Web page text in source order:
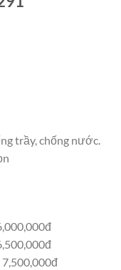
₫.
trầy, chống nước.
7,500,000đ